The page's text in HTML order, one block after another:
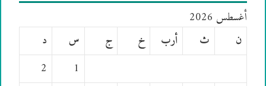
أغسطس 2026
ن
ث أرب خ ج س
د
1
2